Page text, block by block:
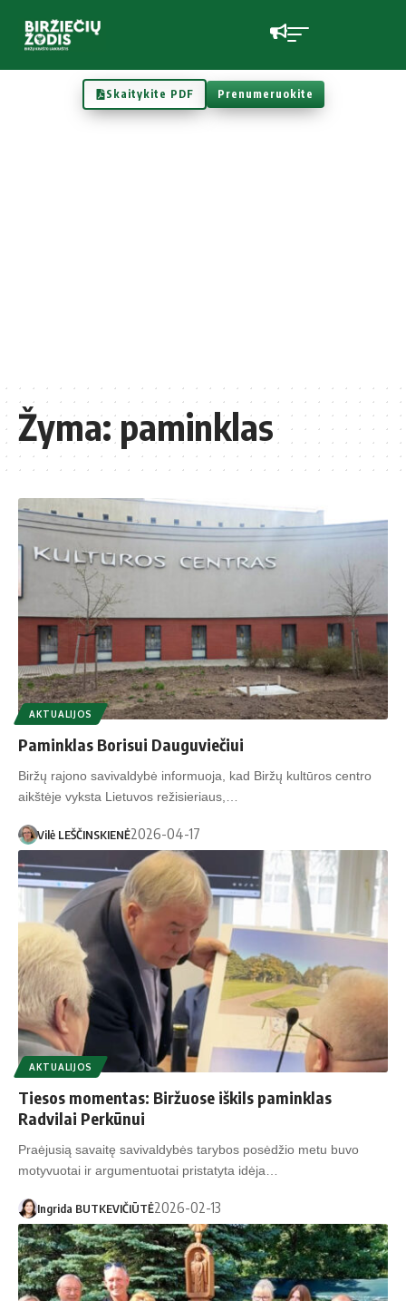
Skaitykite PDF Prenumeruokite
Žyma:paminklas
AKTUALIJOS
Paminklas Borisui Dauguviečiui
Biržų rajono savivaldybė informuoja, kad Biržų kultūros centro
aikštėje vyksta Lietuvos režisieriaus,…
Vilė LEŠČINSKIENĖ2026-04-17
AKTUALIJOS
Tiesos momentas: Biržuose iškils paminklas
Radvilai Perkūnui
Praėjusią savaitę savivaldybės tarybos posėdžio metu buvo
motyvuotai ir argumentuotai pristatyta idėja…
Ingrida BUTKEVIČIŪTĖ2026-02-13